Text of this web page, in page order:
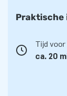
wil. We leveren
ook alle andere
Alle podia van
Praktische
Tijd
ca. 20